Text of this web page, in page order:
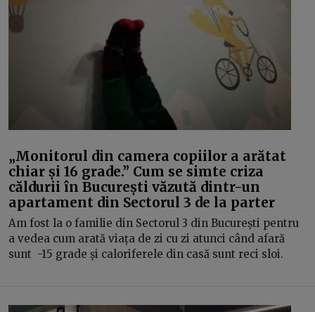
„Monitorul din camera copiilor a arătat
chiar și 16 grade.” Cum se simte criza
căldurii în București văzută dintr-un
apartament din Sectorul 3 de la parter
Am fost la o familie din Sectorul 3 din București pentru
a vedea cum arată viața de zi cu zi atunci când afară
sunt -15 grade și caloriferele din casă sunt reci sloi.